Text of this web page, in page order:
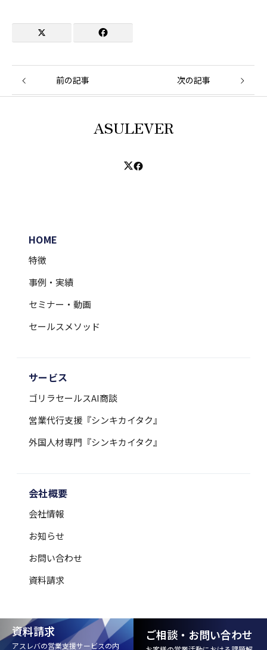
前の記事 次の記事
ASULEVER
HOME
特徴
事例・実績
セミナー・動画
セールスメソッド
サービス
ゴリラセールスAI商談
営業代行支援『シンキカイタク』
外国人材専門『シンキカイタク』
会社概要
会社情報
お知らせ
お問い合わせ
資料請求
資料請求
アスレバの営業支援サービスの内
ご相談・お問い合わせ